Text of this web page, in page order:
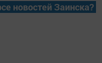
новостей Заинска?